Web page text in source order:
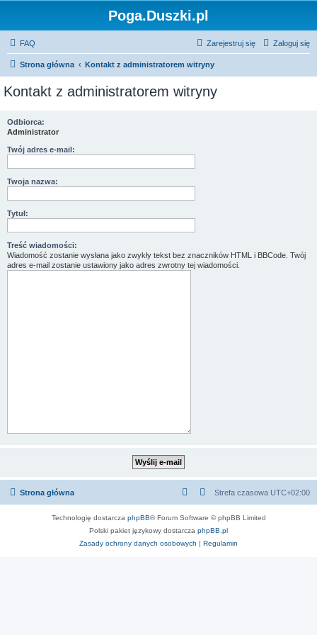
Poga.Duszki.pl
FAQ Zaloguj się
Zarejestruj się
Strona główna Kontakt z administratorem witryny
Kontakt z administratorem witryny
Odbiorca:
Administrator
Twój adres e-mail:
Twoja nazwa:
Tytuł:
Treść wiadomości:
Wiadomość zostanie wysłana jako zwykły tekst bez znaczników HTML i BBCode. Twój
adres e-mail zostanie ustawiony jako adres zwrotny tej wiadomości.
Strona główna Strefa czasowa UTC+02:00
Technologię dostarcza phpBB® Forum Software © phpBB Limited
Polski pakiet językowy dostarcza phpBB.pl
Zasady ochrony danych osobowych | Regulamin